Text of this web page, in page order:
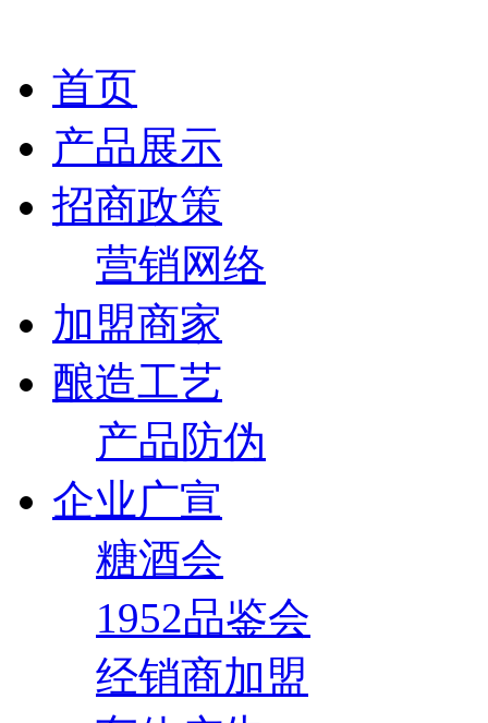
首页
产品展示
招商政策
营销网络
加盟商家
酿造工艺
产品防伪
企业广宣
糖酒会
1952品鉴会
经销商加盟